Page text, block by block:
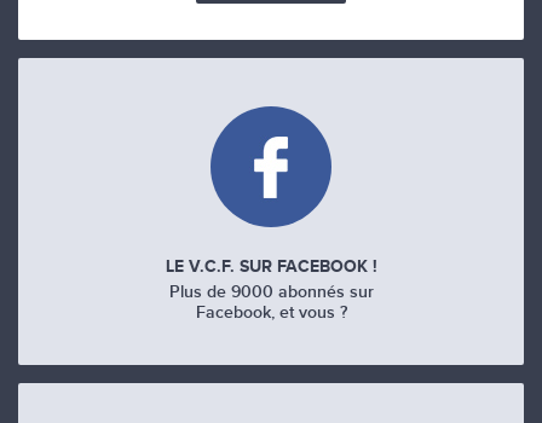
LE V.C.F. SUR FACEBOOK !
Plus de 9000 abonnés sur
Facebook, et vous ?